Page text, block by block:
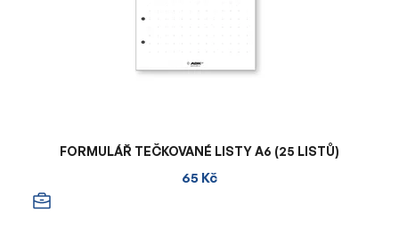
FORMULÁŘ TEČKOVANÉ LISTY A6 (25 LISTŮ)
65 Kč